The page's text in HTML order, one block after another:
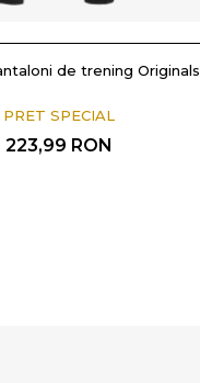
de trening Originals
PRET SPECIAL
223,99 RON